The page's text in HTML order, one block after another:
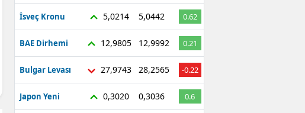
İsveç Kronu 5,0214 5,0442 0.62
BAE Dirhemi 12,9805 12,9992 0.21
Bulgar Levası 27,9743 28,2565 -0.22
Japon Yeni 0,3020 0,3036 0.6